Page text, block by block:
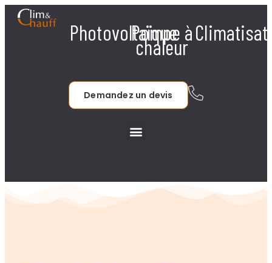
Photovoltaïque
Pompe à
chaleur
Demandez un devis